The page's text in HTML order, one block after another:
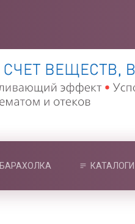
БАРАХОЛКА КАТАЛОГИ